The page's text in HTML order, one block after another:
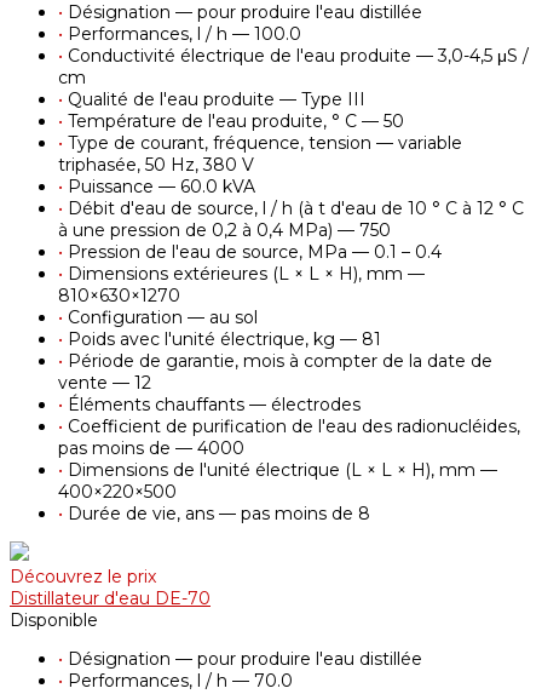
• Désignation — pour produire l'eau distillée
• Performances, l / h — 100.0
• Conductivité électrique de l'eau produite — 3,0-4,5 μS /
cm
• Qualité de l'eau produite — Type III
• Température de l'eau produite, ° С — 50
• Type de courant, fréquence, tension — variable
triphasée, 50 Hz, 380 V
• Puissance — 60.0 kVA
• Débit d'eau de source, l / h (à t d'eau de 10 ° С à 12 ° С
à une pression de 0,2 à 0,4 MPa) — 750
• Pression de l'eau de source, MPa — 0.1 – 0.4
• Dimensions extérieures (L × L × H), mm —
810×630×1270
• Configuration — au sol
• Poids avec l'unité électrique, kg — 81
• Période de garantie, mois à compter de la date de
vente — 12
• Éléments chauffants — électrodes
• Coefficient de purification de l'eau des radionucléides,
pas moins de — 4000
• Dimensions de l'unité électrique (L × L × H), mm —
400×220×500
• Durée de vie, ans — pas moins de 8
Découvrez le prix
Distillateur d'eau DE-70
Disponible
• Désignation — pour produire l'eau distillée
• Performances, l / h — 70.0